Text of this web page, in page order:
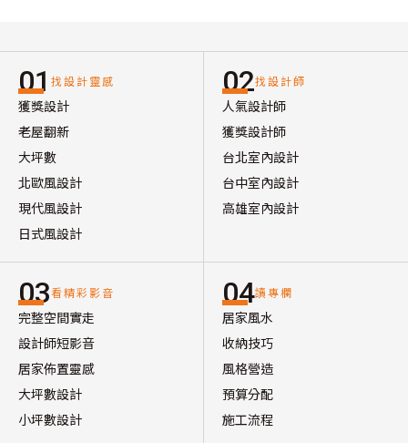
01 找設計靈感
獲獎設計
老屋翻新
大坪數
北歐風設計
現代風設計
日式風設計
02找設計師
人氣設計師
獲獎設計師
台北室內設計
台中室內設計
高雄室內設計
03看精彩影音
完整空間實走
設計師短影音
居家佈置靈感
大坪數設計
小坪數設計
04讀專欄
居家風水
收納技巧
風格營造
預算分配
施工流程